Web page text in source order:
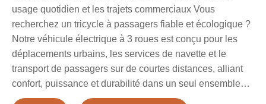
usage quotidien et les trajets commerciaux Vous
recherchez un tricycle à passagers fiable et écologique ?
Notre véhicule électrique à 3 roues est conçu pour les
déplacements urbains, les services de navette et le
transport de passagers sur de courtes distances, alliant
confort, puissance et durabilité dans un seul ensemble
compact.